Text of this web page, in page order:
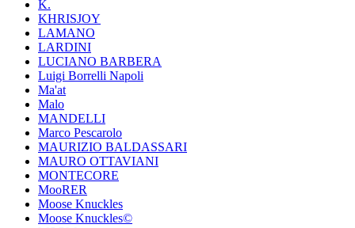
K.
KHRISJOY
LAMANO
LARDINI
LUCIANO BARBERA
Luigi Borrelli Napoli
Ma'at
Malo
MANDELLI
Marco Pescarolo
MAURIZIO BALDASSARI
MAURO OTTAVIANI
MONTECORE
MooRER
Moose Knuckles
Moose Knuckles©️